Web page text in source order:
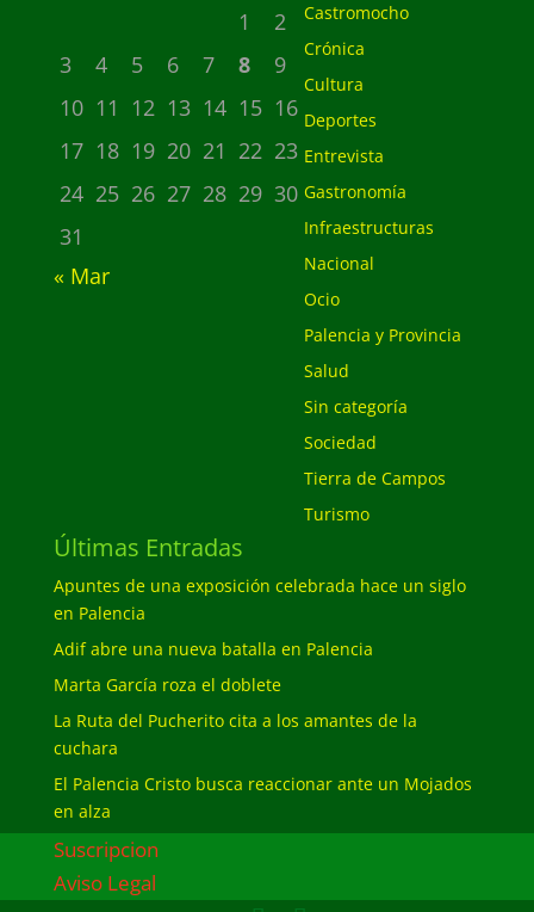
1
2
3
4 5 6 7 8
9
10 11 12 13 14 15 16
17 18 19 20 21 22 23
24 25 26 27 28 29 30
31
« Mar
Castromocho
Crónica
Cultura
Deportes
Entrevista
Gastronomía
Infraestructuras
Nacional
Ocio
Palencia y Provincia
Salud
Sin categoría
Sociedad
Tierra de Campos
Turismo
Últimas Entradas
Apuntes de una exposición celebrada hace un siglo
en Palencia
Adif abre una nueva batalla en Palencia
Marta García roza el doblete
La Ruta del Pucherito cita a los amantes de la
cuchara
El Palencia Cristo busca reaccionar ante un Mojados
en alza
Suscripcion
Aviso Legal